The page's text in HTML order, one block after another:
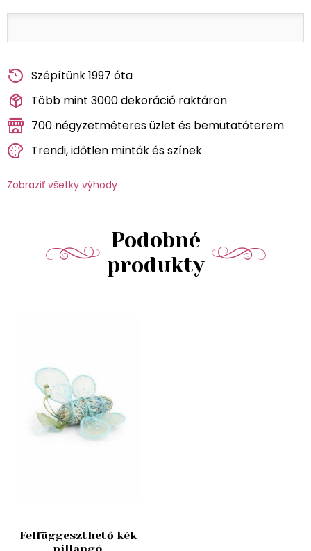
Szépítünk 1997 óta
Több mint 3000 dekoráció raktáron
700 négyzetméteres üzlet és bemutatóterem
Trendi, időtlen minták és színek
Zobraziť všetky výhody
Podobné
produkty
Felfüggeszthető kék